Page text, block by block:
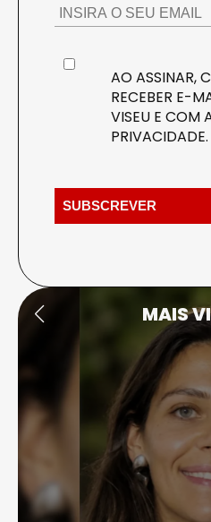
AO ASSINAR,
RECEBER E-
VISEU E COM
PRIVACIDADE.
MAIS